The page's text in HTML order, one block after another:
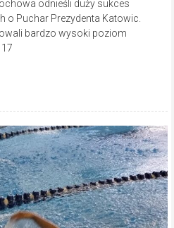
odnieśli duży sukces
o Puchar Prezydenta Katowic.
bardzo wysoki poziom